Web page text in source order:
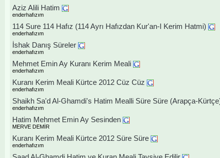
Aziz Alili Hatim
enderhafızım
114 Sure 114 Hafız (114 Ayrı Hafızdan Kur'an-I Kerim Hatmi)
enderhafızım
İshak Danış Süreler
enderhafızım
Mehmet Emin Ay Kuranı Kerim Meali
enderhafızım
Kuranı Kerim Meali Kürtce 2012 Cüz Cüz
enderhafızım
Shaikh Sa'd Al-Ghamdi's Hatim Mealli Süre Süre (Arapça-
enderhafızım
Hatim Mehmet Emin Ay Sesinden
MERVE DEMİR
Kuranı Kerim Meali Kürtce 2012 Süre Süre
enderhafızım